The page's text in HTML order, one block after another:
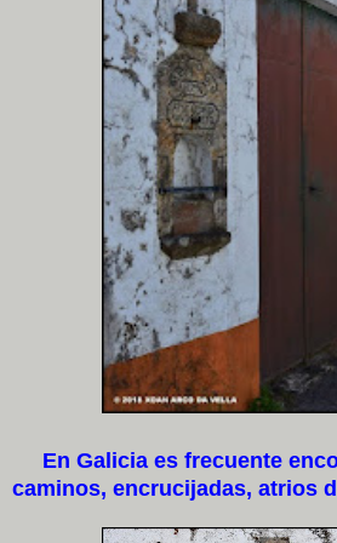
En Galicia es frecuente
caminos, encrucijadas, atrios